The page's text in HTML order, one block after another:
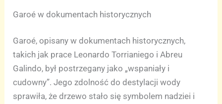
Garoé w dokumentach historycznych
Garoé, opisany w dokumentach historycznych,
takich jak prace Leonardo Torrianiego i Abreu
Galindo, był postrzegany jako „wspaniały i
cudowny”. Jego zdolność do destylacji wody
sprawiła, że drzewo stało się symbolem nadziei i